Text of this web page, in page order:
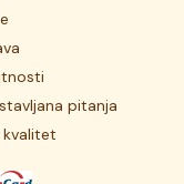
pitanja
kvalitet